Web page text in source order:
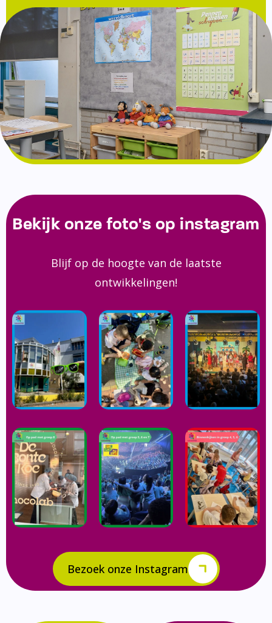
Bekijk onze foto's op instagram
Blijf op de hoogte van de laatste
ontwikkelingen!
Bezoek onze Instagram